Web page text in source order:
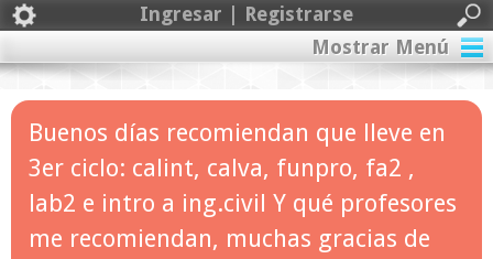
Ingresar | Registrarse
Mostrar Menú
Buenos días recomiendan que lleve en
3er ciclo: calint, calva, funpro, fa2 ,
lab2 e intro a ing.civil Y qué profesores
me recomiendan, muchas gracias de